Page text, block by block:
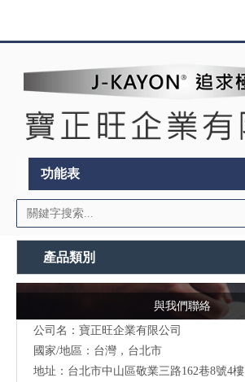
功能表
產品類別
與我們聯絡
公司名：寶正旺企業有限公司
國家/地區：台灣，台北市
地址：台北市中山區敬業三路162巷8號4樓